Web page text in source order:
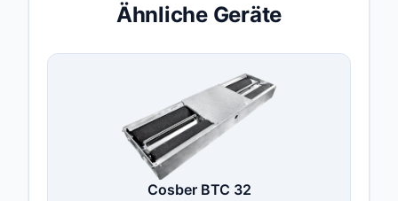
Ähnliche Geräte
Cosber BTC 32